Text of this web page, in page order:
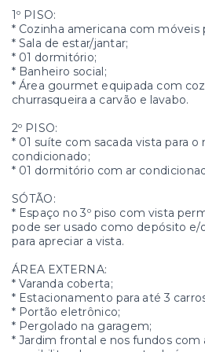
1º PISO:
* Cozinha americana com móveis
* Sala de estar/jantar;
* 01 dormitório;
* Banheiro social;
* Área gourmet equipada com
churrasqueira a carvão e lavabo.
2º PISO:
* 01 suíte com sacada vista para o
condicionado;
* 01 dormitório com ar
SÓTÃO:
* Espaço no 3º piso com vista
pode ser usado como depósito
para apreciar a vista.
ÁREA EXTERNA:
* Varanda coberta;
* Estacionamento para até 3
* Portão eletrônico;
* Pergolado na garagem;
* Jardim frontal e nos fundos com